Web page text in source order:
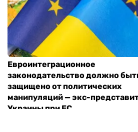
Евроинтеграционное
законодательство должно
защищено от политических
манипуляций — экс-
Украины при ЕС